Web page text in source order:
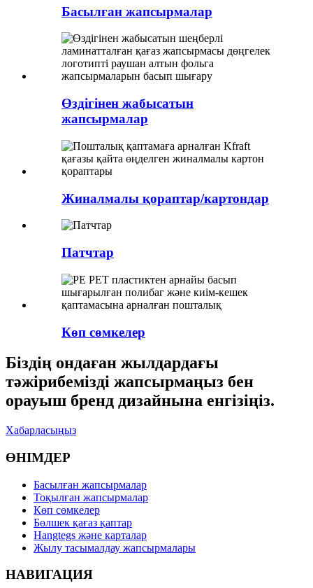
Басылған жапсырмалар
Өздігінен жабысатын
жапсырмалар
Жиналмалы қораптар/картондар
Патчтар
Көп сөмкелер
Біздің ондаған жылдардағы
тәжірибемізді жапсырмаңыз бен
орауыш бренд дизайнына енгізіңіз.
Хабарласыңыз
ӨНІМДЕР
Басылған жапсырмалар
Тоқылған жапсырмалар
Көп сөмкелер
Бөлшек қағаз қаптар
Hangtegs және карталар
Жылу тасымалдау жапсырмалары
НАВИГАЦИЯ